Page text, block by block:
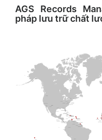
AGS Records
pháp lưu trữ chất